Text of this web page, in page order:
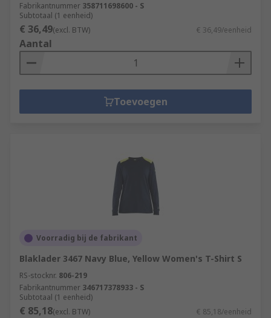
Fabrikantnummer 358711698600 - S
Subtotaal (1 eenheid)
€ 36,49(excl. BTW) € 36,49/eenheid
Aantal
Toevoegen
Voorradig bij de fabrikant
Blaklader 3467 Navy Blue, Yellow Women's T-Shirt S
RS-stocknr. 806-219
Fabrikantnummer 346717378933 - S
Subtotaal (1 eenheid)
€ 85,18(excl. BTW) € 85,18/eenheid